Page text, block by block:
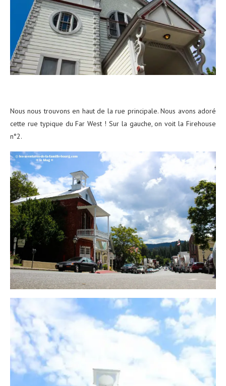
Nous nous trouvons en haut de la rue principale. Nous avons adoré
cette rue typique du Far West ! Sur la gauche, on voit la Firehouse
n°2.